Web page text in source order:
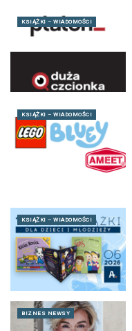
KSIĄŻKI – WIADOMOŚCI
KSIĄŻKI – WIADOMOŚCI
KSIĄŻKI – WIADOMOŚCI
BIZNES NEWSY